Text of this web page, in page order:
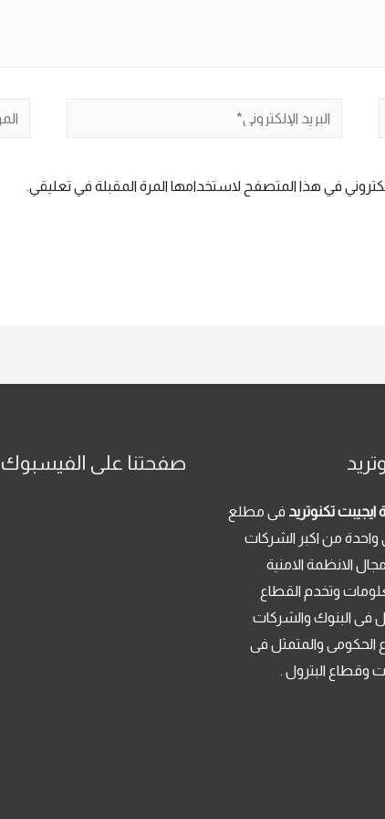
البريد
في هذا المتصفح لاستخدامها المرة المقبلة في تعليقي.
تكنوتريد فى مطلع
. وهى واحدة من اكبر الشركات
الانظمة الامنية
وتخدم القطاع
فى البنوك والشركات
الحكومى والمتمثل فى
وقطاع البترول .
صفحتنا على الفيسبوك